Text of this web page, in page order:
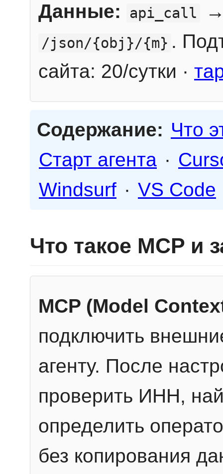
Данные: api_call
/json/{obj}/{m} .
сайта: 20/сутки ·
Содержание: Что
Старт агента ·
Windsurf · VS Code
Что такое MCP и
MCP (Model
подключить
агенту. После
проверить ИНН,
определить
без копирования